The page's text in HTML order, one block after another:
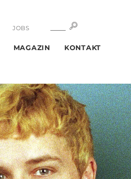
JOBS SUCHE
MAGAZIN KONTAKT